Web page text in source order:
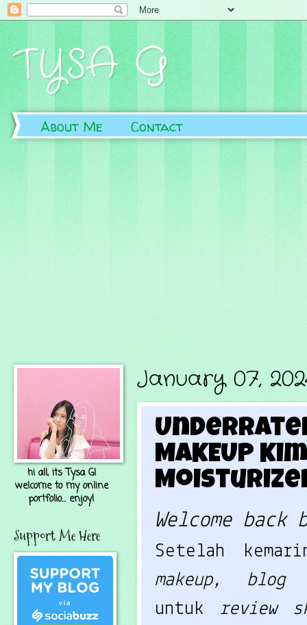
TYSA G
About Me Contact
January 07,
MAKEUP
Welcome
Setelah
makeup,
untuk review
hi all, its Tysa G!
welcome to my online
portfolio... enjoy!
Support Me Here